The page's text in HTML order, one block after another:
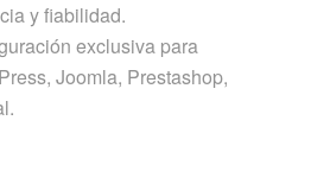
y fiabilidad.
exclusiva para
Joomla, Prestashop,